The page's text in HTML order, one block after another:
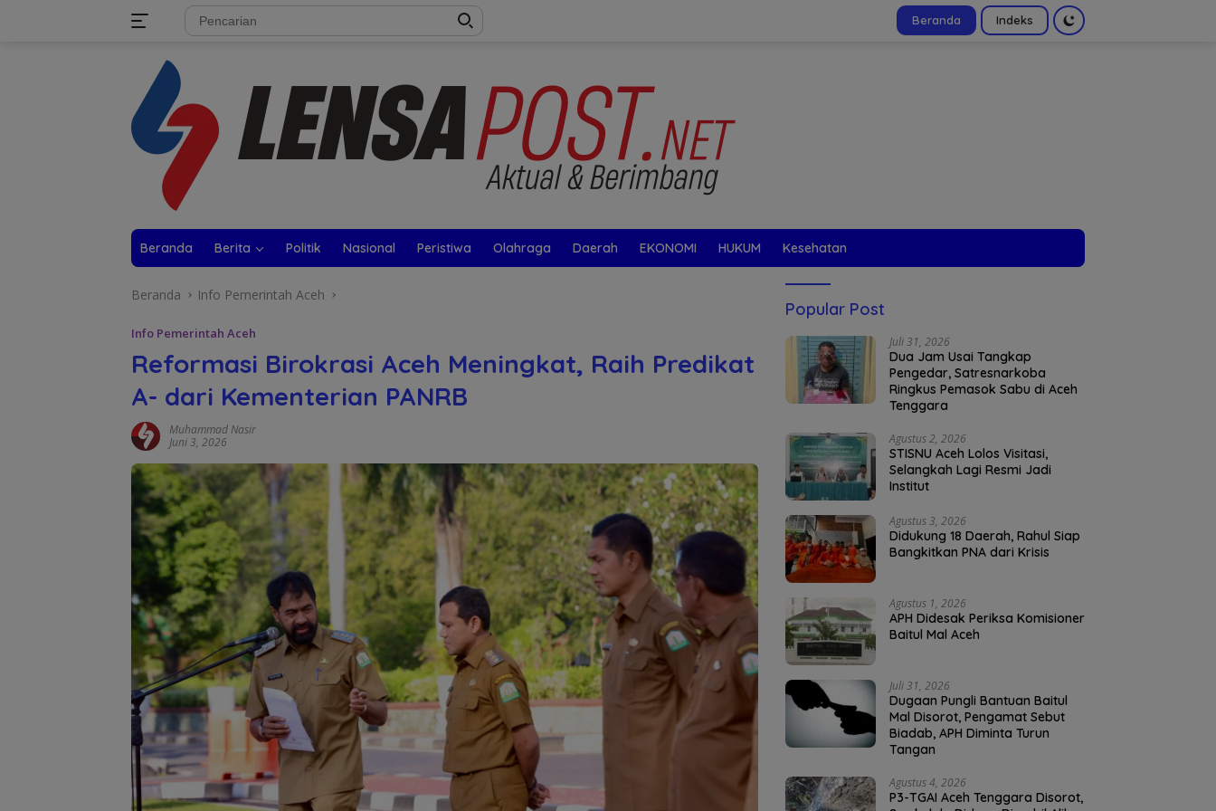
Beranda Indeks
Beranda Berita Politik Nasional Peristiwa Olahraga Daerah EKONOMI HUKUM Kesehatan
Beranda Info Pemerintah Aceh
Info Pemerintah Aceh
Reformasi Birokrasi Aceh Meningkat, Raih Predikat
A- dari Kementerian PANRB
Muhammad Nasir
Juni 3, 2026
Popular Post
Juli 31, 2026
Dua Jam Usai Tangkap
Pengedar, Satresnarkoba
Ringkus Pemasok Sabu di Aceh
Tenggara
Agustus 2, 2026
STISNU Aceh Lolos Visitasi,
Selangkah Lagi Resmi Jadi
Institut
Agustus 3, 2026
Didukung 18 Daerah, Rahul Siap
Bangkitkan PNA dari Krisis
Agustus 1, 2026
APH Didesak Periksa Komisioner
Baitul Mal Aceh
Juli 31, 2026
Dugaan Pungli Bantuan Baitul
Mal Disorot, Pengamat Sebut
Biadab, APH Diminta Turun
Tangan
Agustus 4, 2026
P3-TGAI Aceh Tenggara Disorot,